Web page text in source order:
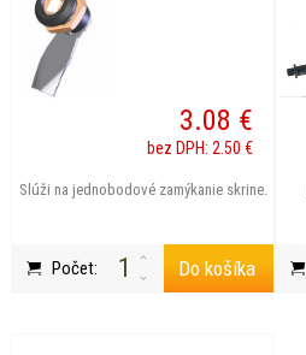
Slúži na jednobodové zamýkanie skrine.
3.08 €
bez DPH: 2.50 €
Počet: Do košíka